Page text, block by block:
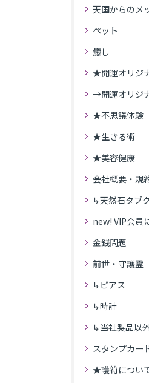
天国からのメ
ペット
癒し
★開運オリジナ
→開運オリジナ
★不思議体験
★生きる術
★美容健康
会社概要・規
↳天然石タブ
new! VIP会員
金銭問題
前世・守護霊
↳ピアス
↳時計
↳当社製品以
スタンプカー
★護符につい